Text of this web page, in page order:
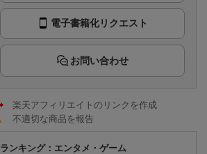
電子書籍化リクエスト
お問い合わせ
楽天アフィリエイトのリンクを作成
不適切な商品を報告
ランキング：エンタメ・ゲーム